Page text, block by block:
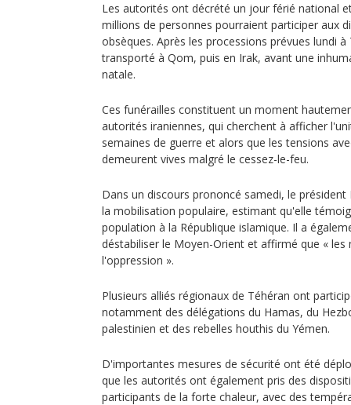
Les autorités ont décrété un jour férié national
millions de personnes pourraient participer aux
obsèques. Après les processions prévues lundi
transporté à Qom, puis en Irak, avant une
natale.
Ces funérailles constituent un moment
autorités iraniennes, qui cherchent à afficher
semaines de guerre et alors que les tensions
demeurent vives malgré le cessez-le-feu.
Dans un discours prononcé samedi, le président
la mobilisation populaire, estimant qu'elle
population à la République islamique. Il a
déstabiliser le Moyen-Orient et affirmé que «
l'oppression ».
Plusieurs alliés régionaux de Téhéran ont
notamment des délégations du Hamas, du
palestinien et des rebelles houthis du Yémen.
D'importantes mesures de sécurité ont été
que les autorités ont également pris des
participants de la forte chaleur, avec des